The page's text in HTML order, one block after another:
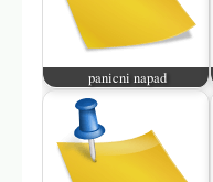
panicni napad